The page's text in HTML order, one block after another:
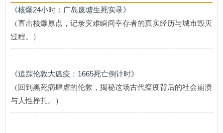
《核爆24小时：广岛废墟生死实录》
（直击核爆原点，记录灾难瞬间幸存者的真实经历与城市毁灭
过程。）
《追踪伦敦大瘟疫：1665死亡倒计时》
（回到黑死病肆虐的伦敦，揭秘这场古代瘟疫背后的社会崩溃
与人性挣扎。）